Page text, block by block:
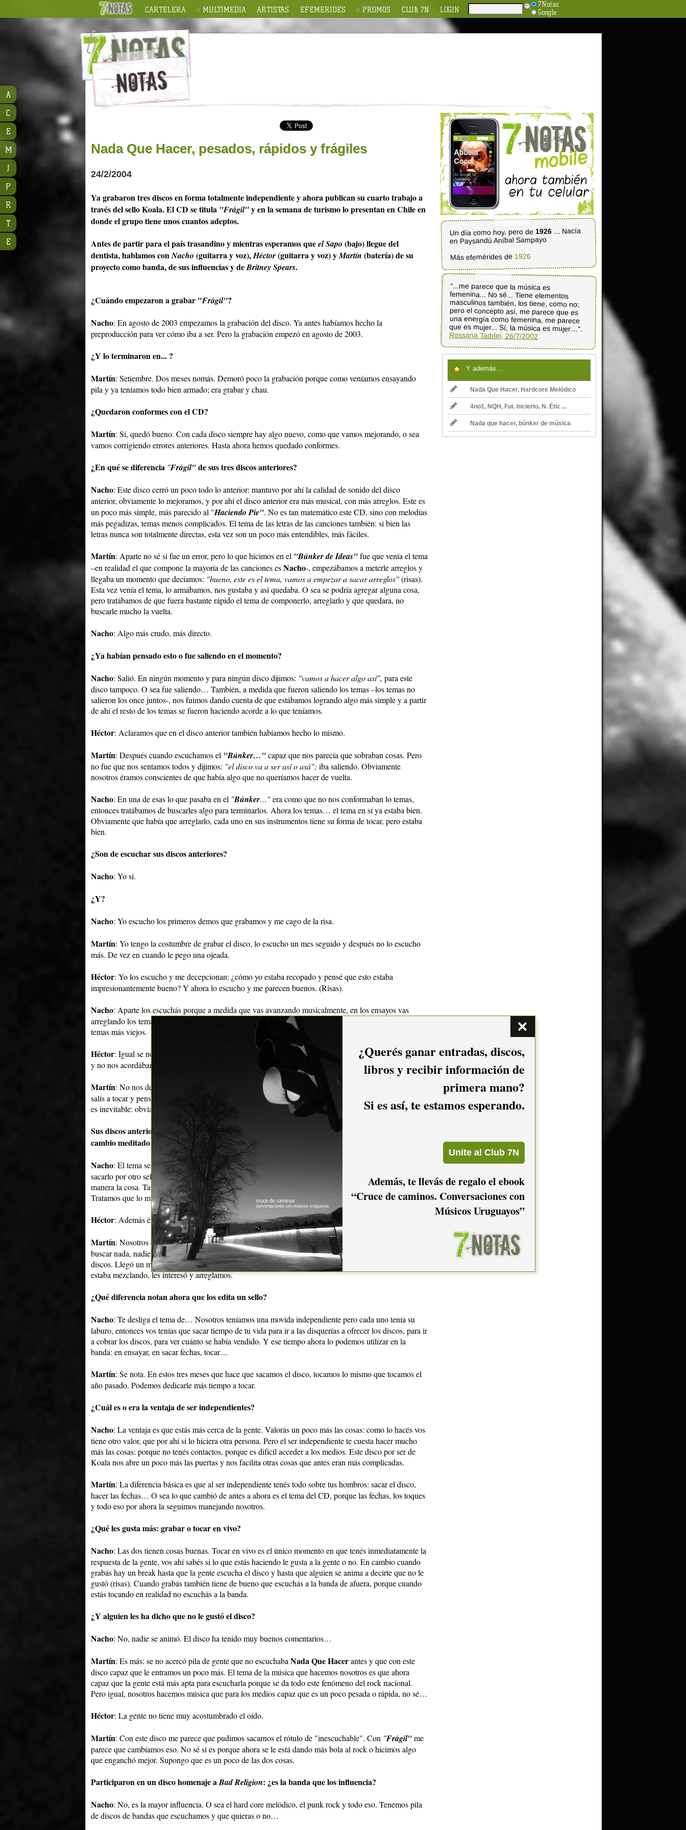
CARTELERA MULTIMEDIA ARTISTAS EFEMERIDES PROMOS CLUB 7N LOGIN
7Notas
Google
Nada Que Hacer, pesados, rápidos y frágiles
24/2/2004
Ya grabaron tres discos en forma totalmente independiente y ahora publican su cuarto trabajo a
través del sello Koala. El CD se titula "Frágil"y en la semana de turismo lo presentan en Chile en
donde el grupo tiene unos cuantos adeptos.
Antes de partir para el país trasandino y mientras esperamos queel Sapo (bajo) llegue del
dentista, hablamos conNacho (guitarra y voz),Héctor(guitarra y voz) yMartín (batería) de su
proyecto como banda, de sus influencias y deBritney Spears.
¿Cuándo empezaron a grabar "Frágil"?
Nacho: En agosto de 2003 empezamos la grabación del disco. Ya antes habíamos hecho la
preproducción para ver cómo iba a ser. Pero la grabación empezó en agosto de 2003.
¿Y lo terminaron en... ?
Martín: Setiembre. Dos meses nomás. Demoró poco la grabación porque como veníamos ensayando
pila y ya teníamos todo bien armado; era grabar y chau.
¿Quedaron conformes con el CD?
Martín: Sí, quedó bueno. Con cada disco siempre hay algo nuevo, como que vamos mejorando, o sea
vamos corrigiendo errores anteriores. Hasta ahora hemos quedado conformes.
¿En qué se diferencia "Frágil"de sus tres discos anteriores?
Nacho: Este disco cerró un poco todo lo anterior: mantuvo por ahí la calidad de sonido del disco
anterior, obviamente lo mejoramos, y por ahí el disco anterior era más musical, con más arreglos. Este es
un poco más simple, más parecido al "Haciendo Pie". No es tan matemático este CD, sino con melodías
más pegadizas, temas menos complicados. El tema de las letras de las canciones también: si bien las
letras nunca son totalmente directas, esta vez son un poco más entendibles, más fáciles.
Martín: Aparte no sé si fue un error, pero lo que hicimos en el "Búnker de Ideas"fue que venía el tema
–en realidad el que compone la mayoría de las canciones esNacho-, empezábamos a meterle arreglos y
llegaba un momento que decíamos: "bueno, este es el tema, vamos a empezar a sacar arreglos"(risas).
Esta vez venía el tema, lo armábamos, nos gustaba y así quedaba. O sea se podría agregar alguna cosa,
pero tratábamos de que fuera bastante rápido el tema de componerlo, arreglarlo y que quedara, no
buscarle mucho la vuelta.
Nacho: Algo más crudo, más directo.
¿Ya habían pensado esto o fue saliendo en el momento?
Nacho: Salió. En ningún momento y para ningún disco dijimos: "vamos a hacer algo así", para este
disco tampoco. O sea fue saliendo… También, a medida que fueron saliendo los temas –los temas no
salieron los once juntos-, nos fuimos dando cuenta de que estábamos logrando algo más simple y a partir
de ahí el resto de los temas se fueron haciendo acorde a lo que teníamos.
Héctor: Aclaramos que en el disco anterior también habíamos hecho lo mismo.
Martín: Después cuando escuchamos el "Búnker…"capaz que nos parecía que sobraban cosas. Pero
no fue que nos sentamos todos y dijimos: "el disco va a ser así o asá"; iba saliendo. Obviamente
nosotros éramos conscientes de que había algo que no queríamos hacer de vuelta.
Nacho: En una de esas lo que pasaba en el "Búnker…"era como que no nos conformaban lo temas,
entonces tratábamos de buscarles algo para terminarlos. Ahora los temas… el tema en sí ya estaba bien.
Obviamente que había que arreglarlo, cada uno en sus instrumentos tiene su forma de tocar, pero estaba
bien.
¿Son de escuchar sus discos anteriores?
Nacho: Yo sí.
¿Y?
Nacho: Yo escucho los primeros demos que grabamos y me cago de la risa.
Martín: Yo tengo la costumbre de grabar el disco, lo escucho un mes seguido y después no lo escucho
más. De vez en cuando le pego una ojeada.
Héctor: Yo los escucho y me decepcionan: ¿cómo yo estaba recopado y pensé que esto estaba
impresionantemente bueno? Y ahora lo escucho y me parecen buenos. (Risas).
Nacho: Aparte los escuchás porque a medida que vas avanzando musicalmente, en los ensayos vas
arreglando los temas. Entonces los escuchás y te das cuenta de que estás haciendo cosas mejores que los
temas más viejos.
Héctor: Igual se nota que no los escuchamos mucho porque la vez pasada quisimos hacer un tema viejo
y no nos acordábamos de los arreglos. (Risas).
Martín: No nos dejes pegado (risas). Creo que le pasa a todos los músicos: componés la base del disco y
salís a tocar y pensás:
"¿por qué no lo grabaré ahora el disco que es cuando me sale posta?".
Pero eso
es inevitable: obviamente que cuanto más ensayes y más toques, mejor te va a salir.
Sus discos anteriores fueron editados independientemente. Este CD sale por Koala: ¿fue un
cambio meditado de antemano?
Nacho: El tema se habló durante un tiempo. Pero en ningún momento se dijo:
sacarlo por otro sello. En el momento de proponer el disco a los sellos dijimos que tenía que ser de cierta
manera la cosa. Tampoco ir a dejar un demo a un sello y que venga el sello y te diga:
"esto así no"
Tratamos que lo musical siga siendo nuestro.
Héctor: Además éramos independientes, pero tampoco renegábamos de los sellos.
Martín: Nosotros éramos independientes porque las cosas se daban así: nosotros no habíamos salido a
buscar nada, nadie había venido a ofrecernos algo y en el momento en que se podía sacábamos los
discos. Llegó un momento que probamos y ta: grabamos el disco nosotros, fuimos a Koala cuando se
estaba mezclando, les interesó y arreglamos.
¿Qué diferencia notan ahora que los edita un sello?
Nacho: Te desliga el tema de… Nosotros teníamos una movida independiente pero cada uno tenía su
laburo, entonces vos tenías que sacar tiempo de tu vida para ir a las disquerías a ofrecer los discos, para ir
a cobrar los discos, para ver cuánto se había vendido. Y ese tiempo ahora lo podemos utilizar en la
banda: en ensayar, en sacar fechas, tocar…
Martín: Se nota. En estos tres meses que hace que sacamos el disco, tocamos lo mismo que tocamos el
año pasado. Podemos dedicarle más tiempo a tocar.
¿Cuál es o era la ventaja de ser independientes?
Nacho: La ventaja es que estás más cerca de la gente. Valorás un poco más las cosas: como lo hacés vos
tiene otro valor, que por ahí si lo hiciera otra persona. Pero el ser independiente te cuesta hacer mucho
más las cosas: porque no tenés contactos, porque es difícil acceder a los medios. Este disco por ser de
Koala nos abre un poco más las puertas y nos facilita otras cosas que antes eran más complicadas.
Martín: La diferencia básica es que al ser independiente tenés todo sobre tus hombros: sacar el disco,
hacer las fechas… O sea lo que cambió de antes a ahora es el tema del CD, porque las fechas, los toques
y todo eso por ahora la seguimos manejando nosotros.
¿Qué les gusta más: grabar o tocar en vivo?
Nacho: Las dos tienen cosas buenas. Tocar en vivo es el único momento en que tenés inmediatamente la
respuesta de la gente, vos ahí sabés si lo que estás haciendo le gusta a la gente o no. En cambio cuando
grabás hay un break hasta que la gente escucha el disco y hasta que alguien se anima a decirte que no le
gustó (risas). Cuando grabás también tiene de bueno que escuchás a la banda de afuera, porque cuando
estás tocando en realidad no escuchás a la banda.
¿Y alguien les ha dicho que no le gustó el disco?
Nacho: No, nadie se animó. El disco ha tenido muy buenos comentarios…
Martín: Es más: se no acercó pila de gente que no escuchabaNada Que Hacerantes y que con este
disco capaz que le entramos un poco más. El tema de la música que hacemos nosotros es que ahora
capaz que la gente está más apta para escucharla porque se da todo este fenómeno del rock nacional.
Pero igual, nosotros hacemos música que para los medios capaz que es un poco pesada o rápida, no sé…
Héctor: La gente no tiene muy acostumbrado el oído.
Martín: Con este disco me parece que pudimos sacarnos el rótulo de "inescuchable". Con "Frágil"me
parece que cambiamos eso. No sé si es porque ahora se le está dando más bola al rock o hicimos algo
que enganchó mejor. Supongo que es un poco de las dos cosas.
Participaron en un disco homenaje aBad Religion: ¿es la banda que los influencia?
Nacho: No, es la mayor influencia. O sea el hard core melódico, el punk rock y todo eso. Tenemos pila
de discos de bandas que escuchamos y que quieras o no…
Un día como hoy, pero de 1926 ... Nacía
en Paysandú Aníbal Sampayo
Más efemérides de 1926
"...me parece que la música es
femenina... No sé... Tiene elementos
masculinos también, los tiene, como no;
pero el concepto así, me parece que es
una energía como femenina, me parece
que es mujer... Sí, la música es mujer…".
Rossana Taddei, 26/7/2002
Y además...
Nada Que Hacer, Hardcore Melódico
4no1, NQH, Fut. Incierto, N. Étic ...
Nada que hacer, búnker de música
A
C
E
M
J
P
R
T
E
¿Querés ganar entradas, discos,
libros y recibir información de
primera mano?
Si es así, te estamos esperando.
Además, te llevás de regalo el ebook
“Cruce de caminos. Conversaciones con
Músicos Uruguayos”